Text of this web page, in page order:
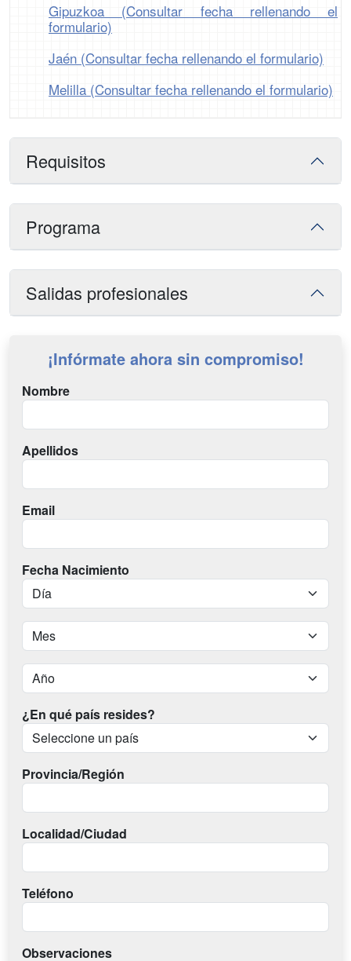
Gipuzkoa (Consultar fecha rellenando el
formulario)
Jaén (Consultar fecha rellenando el formulario)
Melilla (Consultar fecha rellenando el formulario)
Requisitos
Programa
Salidas profesionales
¡Infórmate ahora sin compromiso!
Nombre
Apellidos
Email
Fecha Nacimiento
¿En qué país resides?
Provincia/Región
Localidad/Ciudad
Teléfono
Observaciones